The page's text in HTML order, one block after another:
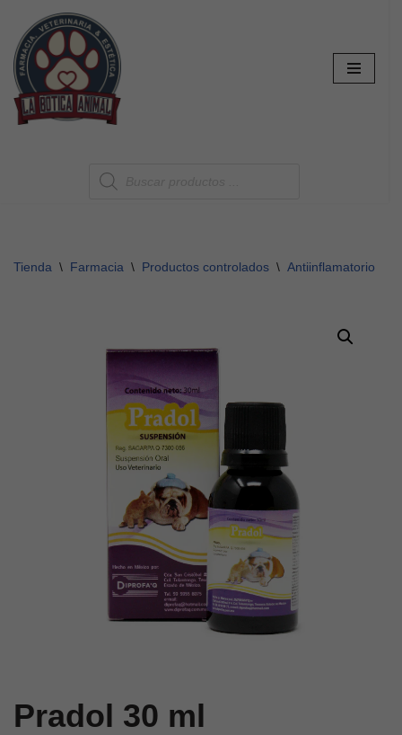
Saltar
al
contenido
Tienda \ Farmacia \ Productos controlados \ Antiinflamatorios
Pradol 30 ml